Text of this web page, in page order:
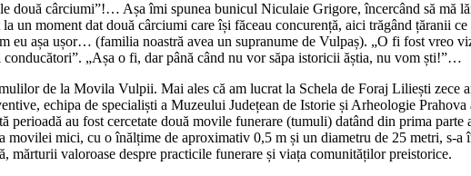
cârciumi”!… Așa îmi spunea bunicul Niculaie Grigore, încercând să mă
moment dat două cârciumi care își făceau concurență, aici trăgând țăranii
eu așa ușor… (familia noastră avea un supranume de Vulpaș). „O fi fost vreo
„Așa o fi, dar până când nu vor săpa istoricii ăștia, nu vom ști!”…
de la Movila Vulpii. Mai ales că am lucrat la Schela de Foraj Liliești
echipa de specialiști a Muzeului Județean de Istorie și Arheologie
au fost cercetate două movile funerare (tumuli) datând din prima
movilei mici, cu o înălțime de aproximativ 0,5 m și un diametru de 25 metri, s-
mărturii valoroase despre practicile funerare și viața comunităților preistorice.